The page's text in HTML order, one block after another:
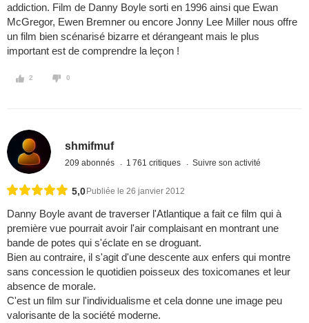
addiction. Film de Danny Boyle sorti en 1996 ainsi que Ewan
McGregor, Ewen Bremner ou encore Jonny Lee Miller nous offre
un film bien scénarisé bizarre et dérangeant mais le plus
important est de comprendre la leçon !
2 0
shmifmuf
209 abonnés 1 761 critiques Suivre son activité
5,0 Publiée le 26 janvier 2012
Danny Boyle avant de traverser l'Atlantique a fait ce film qui à
première vue pourrait avoir l'air complaisant en montrant une
bande de potes qui s'éclate en se droguant.
Bien au contraire, il s'agit d'une descente aux enfers qui montre
sans concession le quotidien poisseux des toxicomanes et leur
absence de morale.
C'est un film sur l'individualisme et cela donne une image peu
valorisante de la société moderne.